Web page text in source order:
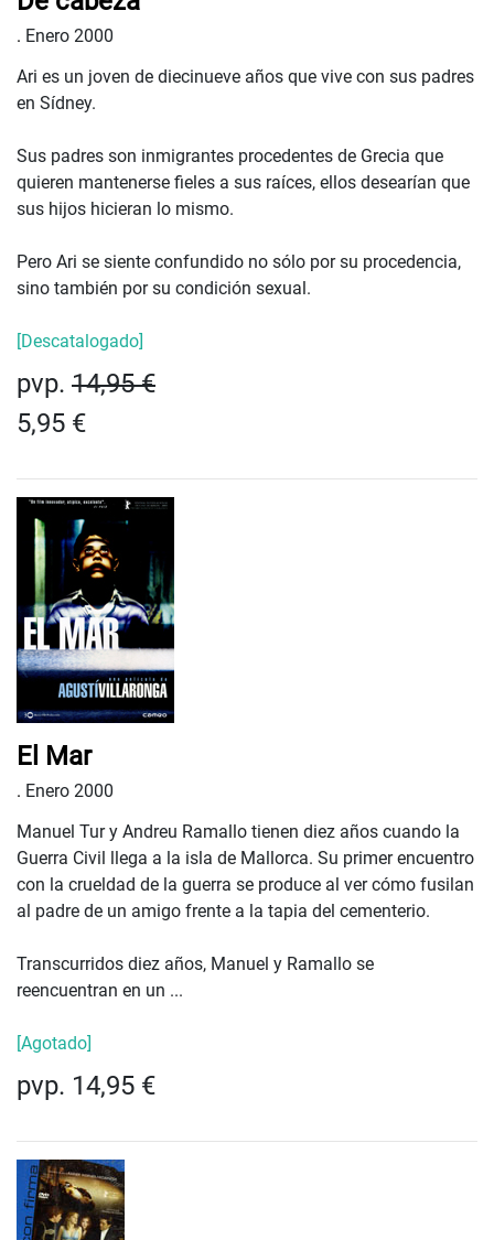
. Enero 2000
Ari es un joven de diecinueve años que vive con sus padres
en Sídney.
Sus padres son inmigrantes procedentes de Grecia que
quieren mantenerse fieles a sus raíces, ellos desearían que
sus hijos hicieran lo mismo.
Pero Ari se siente confundido no sólo por su procedencia,
sino también por su condición sexual.
[Descatalogado]
pvp. 14,95 €
5,95 €
El Mar
. Enero 2000
Manuel Tur y Andreu Ramallo tienen diez años cuando la
Guerra Civil llega a la isla de Mallorca. Su primer encuentro
con la crueldad de la guerra se produce al ver cómo fusilan
al padre de un amigo frente a la tapia del cementerio.
Transcurridos diez años, Manuel y Ramallo se
reencuentran en un ...
[Agotado]
pvp. 14,95 €